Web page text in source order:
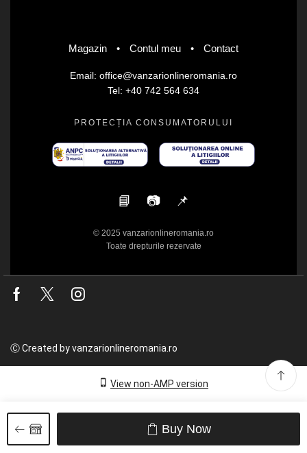
Magazin • Contul meu • Contact
Email: office@vanzarionlineromania.ro
Tel: +40 742 564 634
PROTECȚIA CONSUMATORULUI
📘 📷 📌
© 2025 vanzarionlineromania.ro
Toate drepturile rezervate
Facebook
Twitter
Ⓒ Created by vanzarionlineromania.ro
View non-AMP version
Buy Now